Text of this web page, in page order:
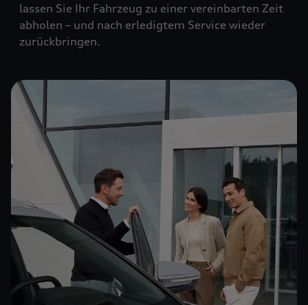
lassen Sie Ihr Fahrzeug zu einer vereinbarten Zeit
abholen – und nach erledigtem Service wieder
zurückbringen.